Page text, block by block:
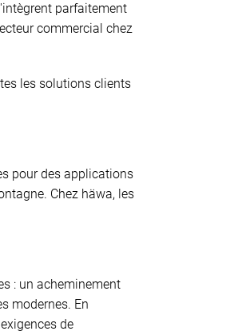
parfaitement
commercial chez
les solutions clients
pour des applications
Chez häwa, les
: un acheminement
modernes. En
de